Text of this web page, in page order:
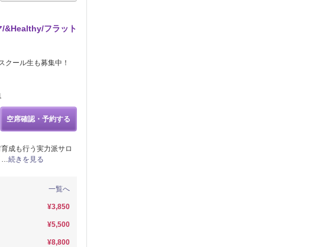
/&Healthy/フラット
ール生も募集中！
空席確認・予約する
成も行う実力派サロ
…続きを見る
一覧へ
¥3,850
¥5,500
¥8,800